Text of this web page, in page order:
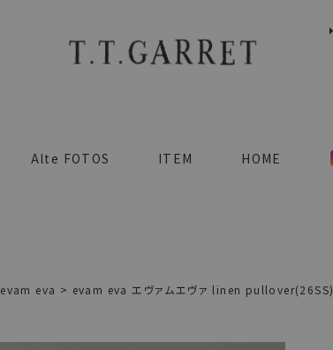
検索
Alte FOTOS ITEM HOME
evam eva evam eva エヴァムエヴァ linen pullover(26SS)